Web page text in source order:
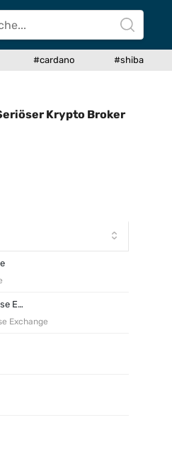
#cardano #shiba
Krypto Broker
Coinbase Exchange
Exchange